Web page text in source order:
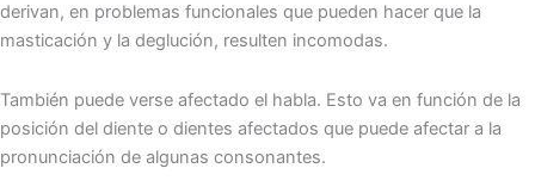
derivan, en problemas funcionales que pueden hacer que la
masticación y la deglución, resulten incomodas.
También puede verse afectado el habla. Esto va en función de la
posición del diente o dientes afectados que puede afectar a la
pronunciación de algunas consonantes.